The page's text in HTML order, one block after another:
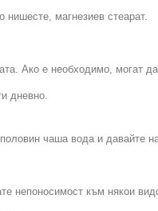
нишесте, магнезиев стеарат.
Ако е необходимо,
дневно.
чаша вода и давайте
непоносимост към някои